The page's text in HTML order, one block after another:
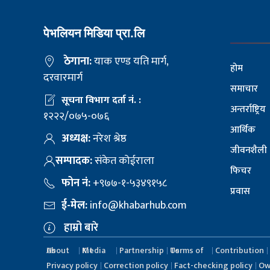
पेभलियन मिडिया प्रा.लि
ठेगाना:याक एण्ड यति मार्ग,
दरवारमार्ग
सूचना विभाग दर्ता नं. :
१२२२/०७५-०७६
अध्यक्ष:नरेश श्रेष्ठ
सम्पादक:संकेत कोईराला
फोन नं:+९७७-१-५३४९१५८
ई-मेल:info@khabarhub.com
हाम्रो बारे
होम
समाचार
अन्तर्राष्ट्रिय
आर्थिक
जीवनशैली
फिचर
प्रवास
About Us Media Kit Partnership Terms of Us
Contribution
Privacy policy Correction policy Fact-checking policy